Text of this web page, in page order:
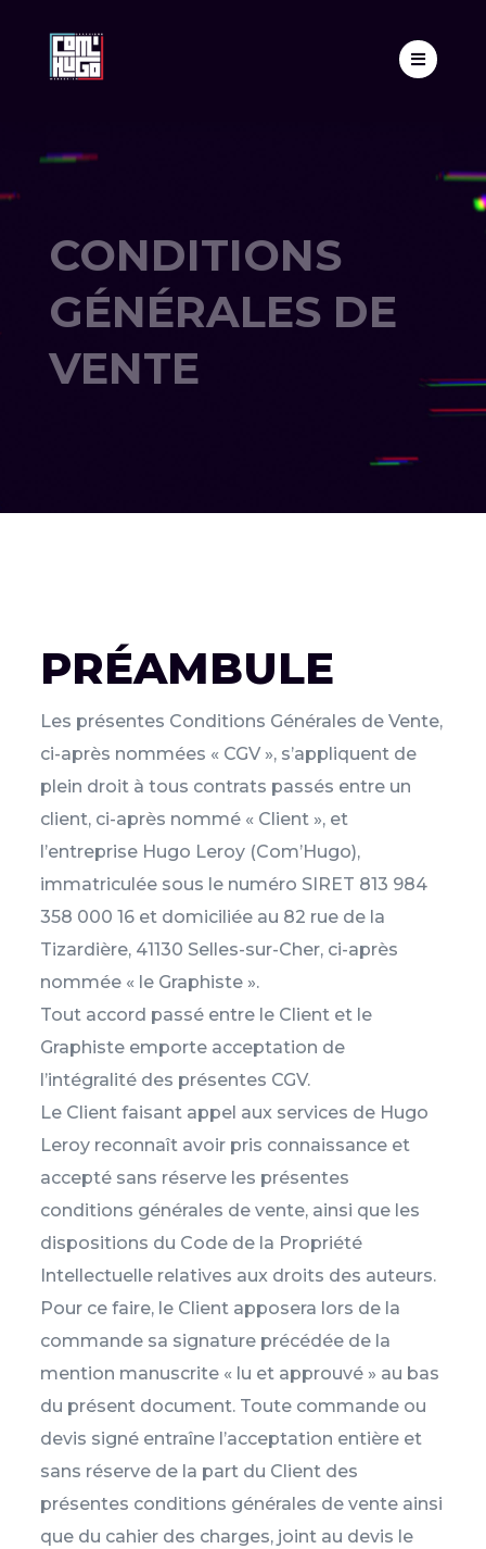

CONDITIONS
GÉNÉRALES DE
VENTE
PRÉAMBULE
Les présentes Conditions Générales de Vente,
ci-après nommées « CGV », s’appliquent de
plein droit à tous contrats passés entre un
client, ci-après nommé « Client », et
l’entreprise Hugo Leroy (Com’Hugo),
immatriculée sous le numéro SIRET 813 984
358 000 16 et domiciliée au 82 rue de la
Tizardière, 41130 Selles-sur-Cher, ci-après
nommée « le Graphiste ».
Tout accord passé entre le Client et le
Graphiste emporte acceptation de
l’intégralité des présentes CGV.
Le Client faisant appel aux services de Hugo
Leroy reconnaît avoir pris connaissance et
accepté sans réserve les présentes
conditions générales de vente, ainsi que les
dispositions du Code de la Propriété
Intellectuelle relatives aux droits des auteurs.
Pour ce faire, le Client apposera lors de la
commande sa signature précédée de la
mention manuscrite « lu et approuvé » au bas
du présent document. Toute commande ou
devis signé entraîne l’acceptation entière et
sans réserve de la part du Client des
présentes conditions générales de vente ainsi
que du cahier des charges, joint au devis le